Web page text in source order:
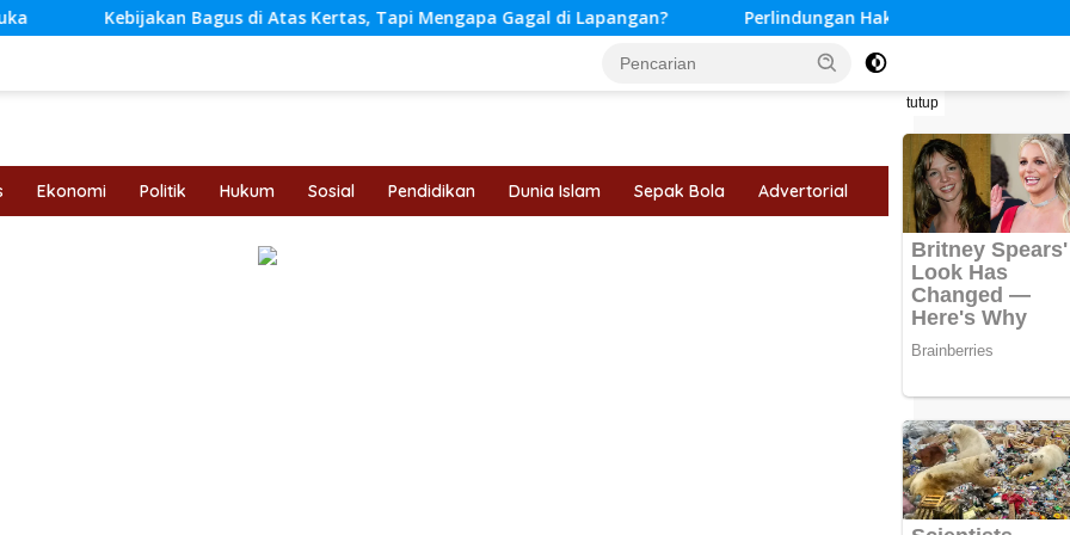
Bagus di Atas Kertas, Tapi Mengapa Gagal di Lapangan? Perlindungan Hak Konsumen dalam Transaksi
tutup
Ekonomi Politik Hukum Sosial Pendidikan Dunia Islam Sepak Bola Advertorial